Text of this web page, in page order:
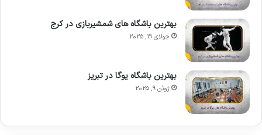
بهترین باشگاه های شمشیربازی در کرج
جولای 19, 2025
بهترین باشگاه یوگا در تبریز
ژوئن 9, 2025